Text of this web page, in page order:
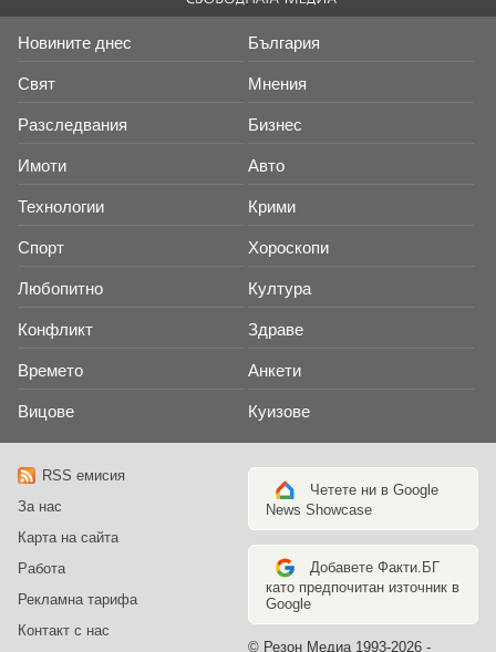
Новините днес България
Свят Мнения
Разследвания Бизнес
Имоти Авто
Технологии Крими
Спорт Хороскопи
Любопитно Култура
Конфликт Здраве
Времето Анкети
Вицове Куизове
RSS емисия
За нас
Карта на сайта
Работа
Рекламна тарифа
Контакт с нас
Четете ни в Google
News Showcase
Добавете Факти.БГ
като предпочитан източник в
Google
© Резон Медиа 1993-2026 -